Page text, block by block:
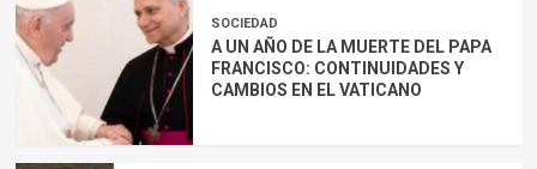
SOCIEDAD
A UN AÑO DE LA MUERTE DEL PAPA
FRANCISCO: CONTINUIDADES Y
CAMBIOS EN EL VATICANO